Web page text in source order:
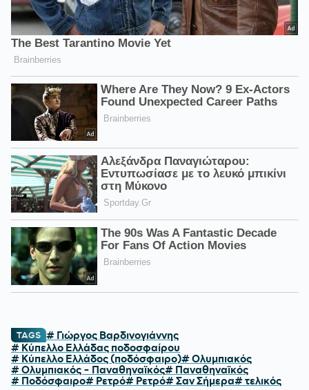
TAGS # Γιώργος Βαρδινογιάννης
# Κύπελλο Ελλάδας ποδοσφαίρου
# Κύπελλο Ελλάδος (ποδόσφαιρο)# Ολυμπιακός
# Ολυμπιακός - Παναθηναϊκός# Παναθηναϊκός
# Ποδόσφαιρο# Ρετρό# Ρετρό# Σαν Σήμερα# τελικός